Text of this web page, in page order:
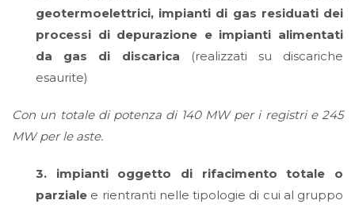
geotermoelettrici, impianti di gas residuati dei
processi di depurazione e impianti alimentati
da gas di discarica (realizzati su discariche
esaurite)
Con un totale di potenza di 140 MW per i registri e 245
MW per le aste.
3. impianti oggetto di rifacimento totale o
parziale e rientranti nelle tipologie di cui al gruppo